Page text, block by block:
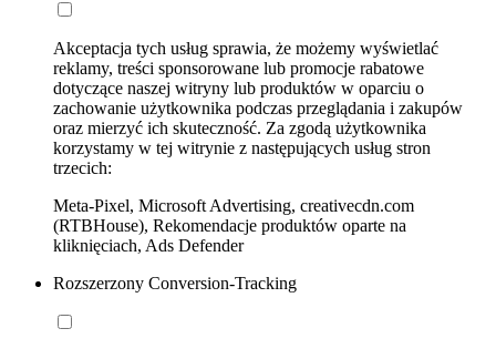
Akceptacja tych usług sprawia, że możemy wyświetlać
reklamy, treści sponsorowane lub promocje rabatowe
dotyczące naszej witryny lub produktów w oparciu o
zachowanie użytkownika podczas przeglądania i zakupów
oraz mierzyć ich skuteczność. Za zgodą użytkownika
korzystamy w tej witrynie z następujących usług stron
trzecich:
Meta-Pixel, Microsoft Advertising, creativecdn.com
(RTBHouse), Rekomendacje produktów oparte na
kliknięciach, Ads Defender
Rozszerzony Conversion-Tracking